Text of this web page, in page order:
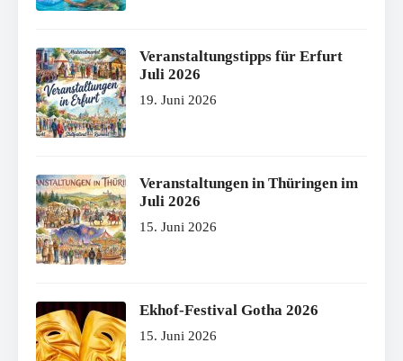
Veranstaltungstipps für Erfurt
Juli 2026
19. Juni 2026
Veranstaltungen in Thüringen im
Juli 2026
15. Juni 2026
Ekhof-Festival Gotha 2026
15. Juni 2026